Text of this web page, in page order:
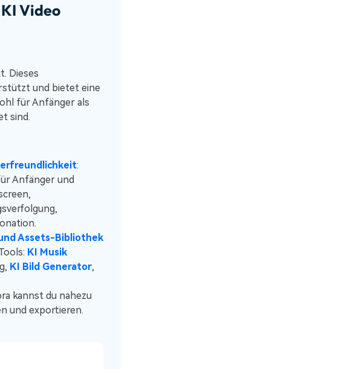
Video
Dieses
und bietet eine
für Anfänger als
sind.
:
Anfänger und
Assets-Bibliothek
KI Musik
KI Bild Generator,
kannst du nahezu
und exportieren.